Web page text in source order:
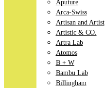
Aputure
Arca-Swiss
Artisan and Artist
Artistic & CO.
Artra Lab
Atomos
B + W
Bambu Lab
Billingham